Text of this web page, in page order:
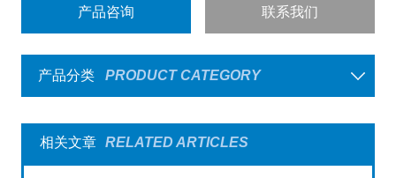
产品咨询 联系我们
产品分类 PRODUCT CATEGORY
相关文章 RELATED ARTICLES